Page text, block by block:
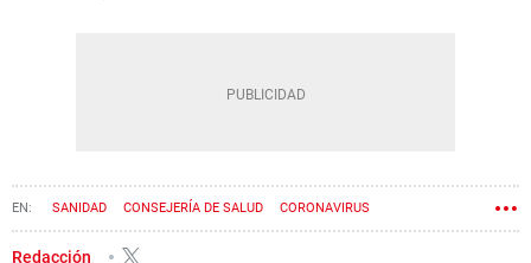
SANIDAD CONSEJERÍA DE SALUD CORONAVIRUS
Redacción